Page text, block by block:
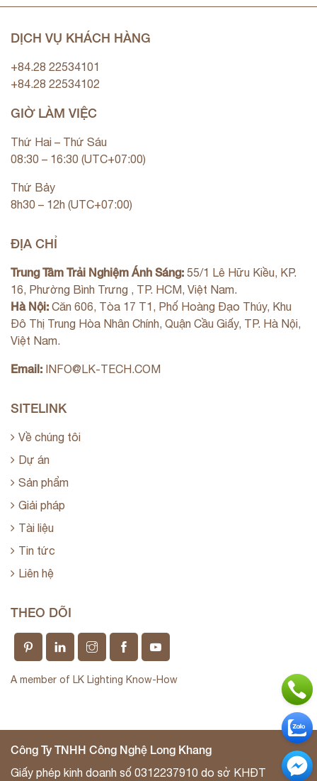
DỊCH VỤ KHÁCH HÀNG
+84.28 22534101
+84.28 22534102
GIỜ LÀM VIỆC
Thứ Hai – Thứ Sáu
08:30 – 16:30 (UTC+07:00)
Thứ Bảy
8h30 – 12h (UTC+07:00)
ĐỊA CHỈ
Trung Tâm Trải Nghiệm Ánh Sáng: 55/1 Lê Hữu Kiều, KP.
16, Phường Bình Trưng , TP. HCM, Việt Nam.
Hà Nội: Căn 606, Tòa 17 T1, Phố Hoàng Đạo Thúy, Khu
Đô Thị Trung Hòa Nhân Chính, Quận Cầu Giấy, TP. Hà Nội,
Việt Nam.
Email: INFO@LK-TECH.COM
SITELINK
Về chúng tôi
Dự án
Sản phẩm
Giải pháp
Tài liệu
Tin tức
Liên hệ
THEO DÕI
A member of LK Lighting Know-How
Công Ty TNHH Công Nghệ Long Khang
Giấy phép kinh doanh số 0312237910 do sở KHĐT